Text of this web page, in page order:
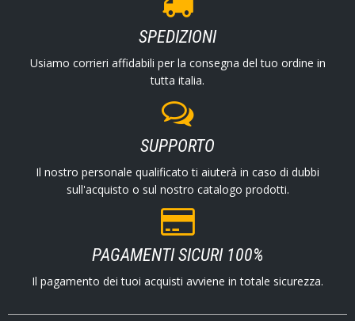
SPEDIZIONI
Usiamo corrieri affidabili per la consegna del tuo ordine in
tutta italia.
SUPPORTO
Il nostro personale qualificato ti aiuterà in caso di dubbi
sull'acquisto o sul nostro catalogo prodotti.
PAGAMENTI SICURI 100%
Il pagamento dei tuoi acquisti avviene in totale sicurezza.